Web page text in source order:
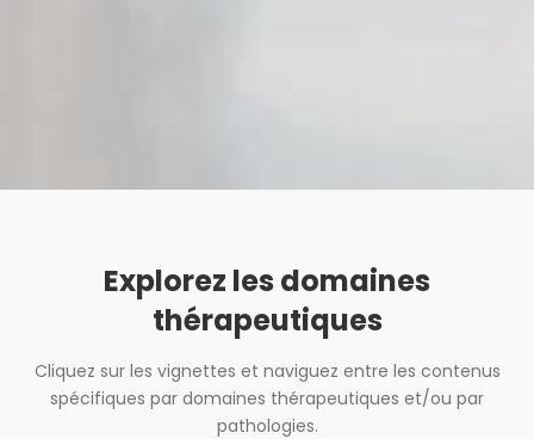
Explorez les domaines
thérapeutiques
Cliquez sur les vignettes et naviguez entre les contenus
spécifiques par domaines thérapeutiques et/ou par
pathologies.